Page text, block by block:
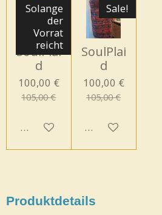
Solange
der
Vorrat
reicht
SoulPlai
d
100,00 €
105,00 €
In den Warenkorb
Sale!
SoulPlai
d
100,00 €
105,00 €
In den Warenkorb
Produktdetails